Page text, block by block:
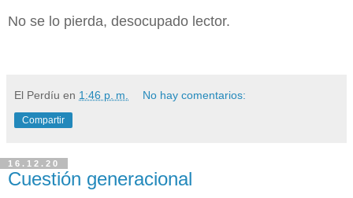
No se lo pierda, desocupado lector.
El Perdíu en 1:46 p. m. No hay comentarios:
Compartir
16.12.20
Cuestión generacional